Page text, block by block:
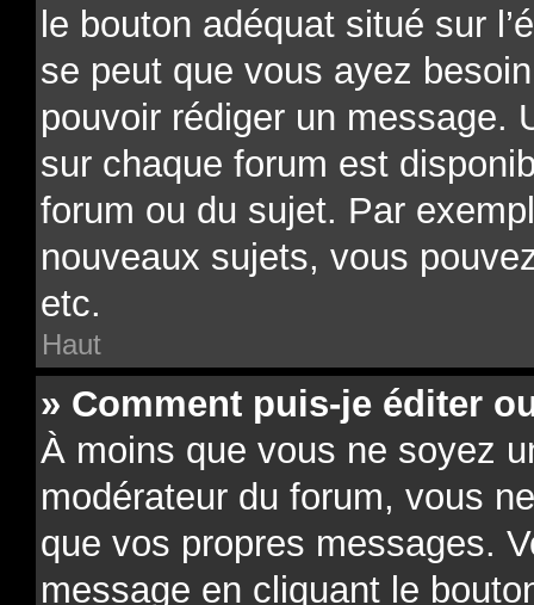
le bouton adéquat situé sur
se peut que vous ayez
pouvoir rédiger un message.
sur chaque forum est
forum ou du sujet. Par
nouveaux sujets, vous
etc.
Haut
» Comment puis-je éditer
À moins que vous ne soyez
modérateur du forum, vous
que vos propres messages.
message en cliquant le